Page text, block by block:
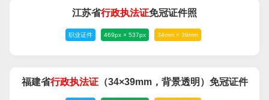
江苏省行政执法证免冠证件照
职业证件 469px × 537px 34mm × 39mm
福建省行政执法证（34×39mm，背景透明）免冠证件